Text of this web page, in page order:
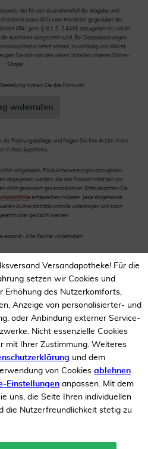
der für den Ausnahmefall der Abgabe und
(KK) vom Hersteller gegenüber der
(IFA) gem. § III 1, S. 2 AMG anzugeben ist und im
Apotheke ausgezahlt wird. Bei Doppelpackungen
liefert schnell, zuverlässig und diskret.
Sie sich von den vielen Vorteilen unseres Online-
Shops!
nutzen Sie das Formular:
widerrufen
Packungsbeilage und fragen Sie Ihre Ärztin, Ihren
in Ihrer Apotheke.
eingeladen, Produktbewertungen abzugeben.
abgegeben werden, die das Produkt nicht bei uns
nicht gesondert gekennzeichnet. Bitte beachten Sie,
entsprechen müssen. Jede eingehende
Authentizitätskontrolle unterzogen und kann
oder gelöscht werden.
- Alle Rechte vorbehalten
Versandapotheke! Für die
setzen wir Cookies und
Erhöhung des Nutzerkomforts,
Anzeige von personalisierter- und
oder Anbindung externer Service-
Nicht essenzielle Cookies
mit Ihrer Zustimmung. Weiteres
und dem
von Cookies ablehnen
Einstellungen anpassen. Mit dem
uns, die Seite Ihren individuellen
die Nutzerfreundlichkeit stetig zu